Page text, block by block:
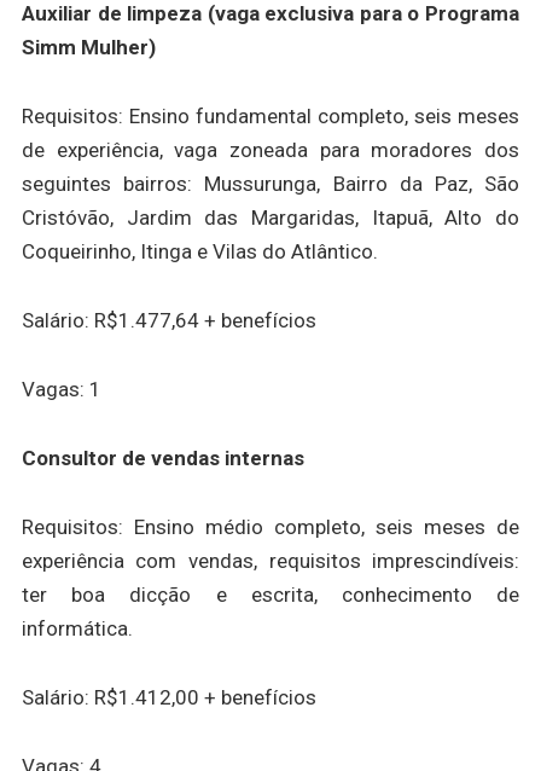
Auxiliar de limpeza (vaga exclusiva para o Programa
Simm Mulher)
Requisitos: Ensino fundamental completo, seis meses
de experiência, vaga zoneada para moradores dos
seguintes bairros: Mussurunga, Bairro da Paz, São
Cristóvão, Jardim das Margaridas, Itapuã, Alto do
Coqueirinho, Itinga e Vilas do Atlântico.
Salário: R$1.477,64 + benefícios
Vagas: 1
Consultor de vendas internas
Requisitos: Ensino médio completo, seis meses de
experiência com vendas, requisitos imprescindíveis:
ter boa dicção e escrita, conhecimento de
informática.
Salário: R$1.412,00 + benefícios
Vagas: 4